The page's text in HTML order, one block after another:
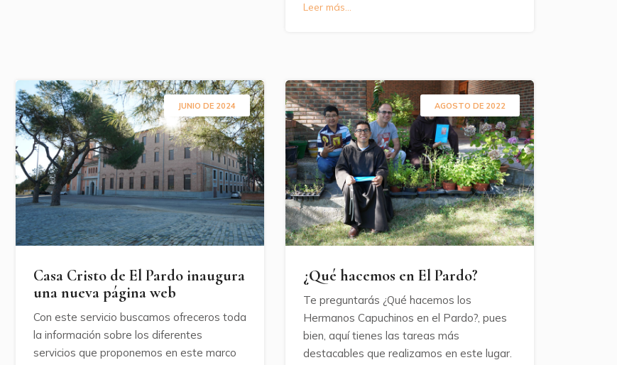
Leer más...
JUNIO DE 2024
Casa Cristo de El Pardo inaugura
una nueva página web
Con este servicio buscamos ofreceros toda
la información sobre los diferentes
servicios que proponemos en este marco
AGOSTO DE 2022
¿Qué hacemos en El Pardo?
Te preguntarás ¿Qué hacemos los
Hermanos Capuchinos en el Pardo?, pues
bien, aquí tienes las tareas más
destacables que realizamos en este lugar.